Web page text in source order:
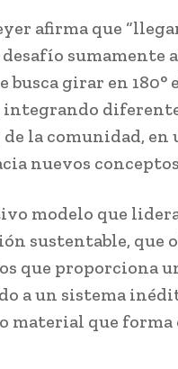
afirma que
desafío
busca girar en 180°
integrando
de la comunidad,
nuevos
modelo que
sustentable, que
que proporciona
a un sistema
material que